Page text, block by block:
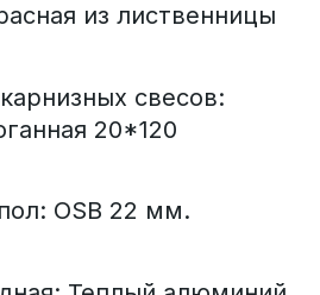
из лиственницы
свесов:
20*120
OSB 22 мм.